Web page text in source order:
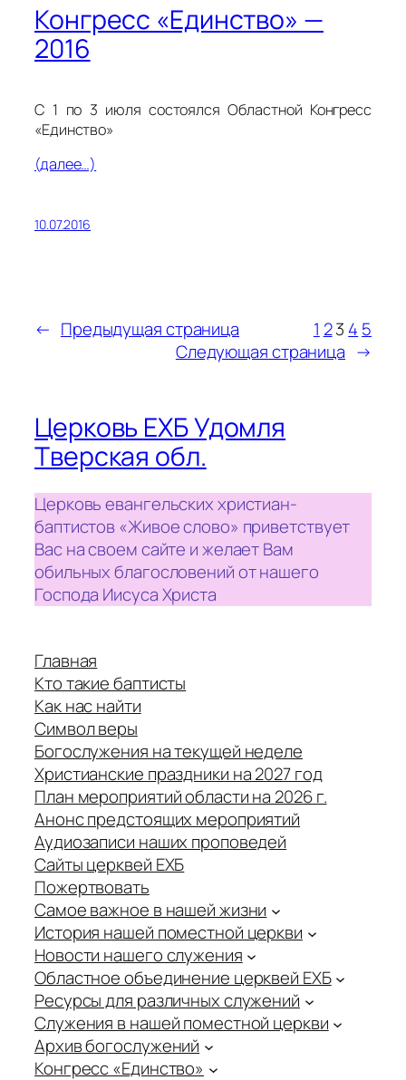
Конгресс «Единство» —
2016
С 1 по 3 июля состоялся Областной Конгресс
«Единство»
(далее…)
10.07.2016
← Предыдущая страница 1 23 4 5
Следующая страница →
Церковь ЕХБ Удомля
Тверская обл.
Церковь евангельских христиан-
баптистов «Живое слово» приветствует
Вас на своем сайте и желает Вам
обильных благословений от нашего
Господа Иисуса Христа
Главная
Кто такие баптисты
Как нас найти
Символ веры
Богослужения на текущей неделе
Христианские праздники на 2027 год
План мероприятий области на 2026 г.
Анонс предстоящих мероприятий
Аудиозаписи наших проповедей
Сайты церквей ЕХБ
Пожертвовать
Самое важное в нашей жизни
История нашей поместной церкви
Новости нашего служения
Областное объединение церквей ЕХБ
Ресурсы для различных служений
Служения в нашей поместной церкви
Архив богослужений
Конгресс «Единство»